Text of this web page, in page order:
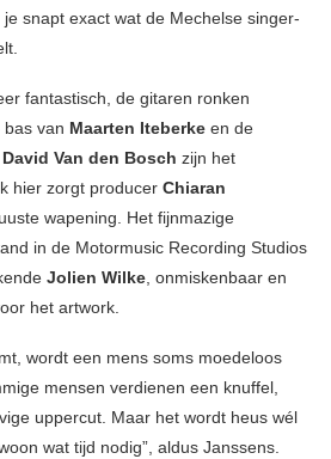
snapt exact wat de Mechelse singer-
fantastisch, de gitaren ronken
van Maarten Iteberke en de
David Van den Bosch zijn het
hier zorgt producer Chiaran
wapening. Het fijnmazige
in de Motormusic Recording Studios
Jolien Wilke, onmiskenbaar en
het artwork.
wordt een mens soms moedeloos
mensen verdienen een knuffel,
uppercut. Maar het wordt heus wél
wat tijd nodig”, aldus Janssens.